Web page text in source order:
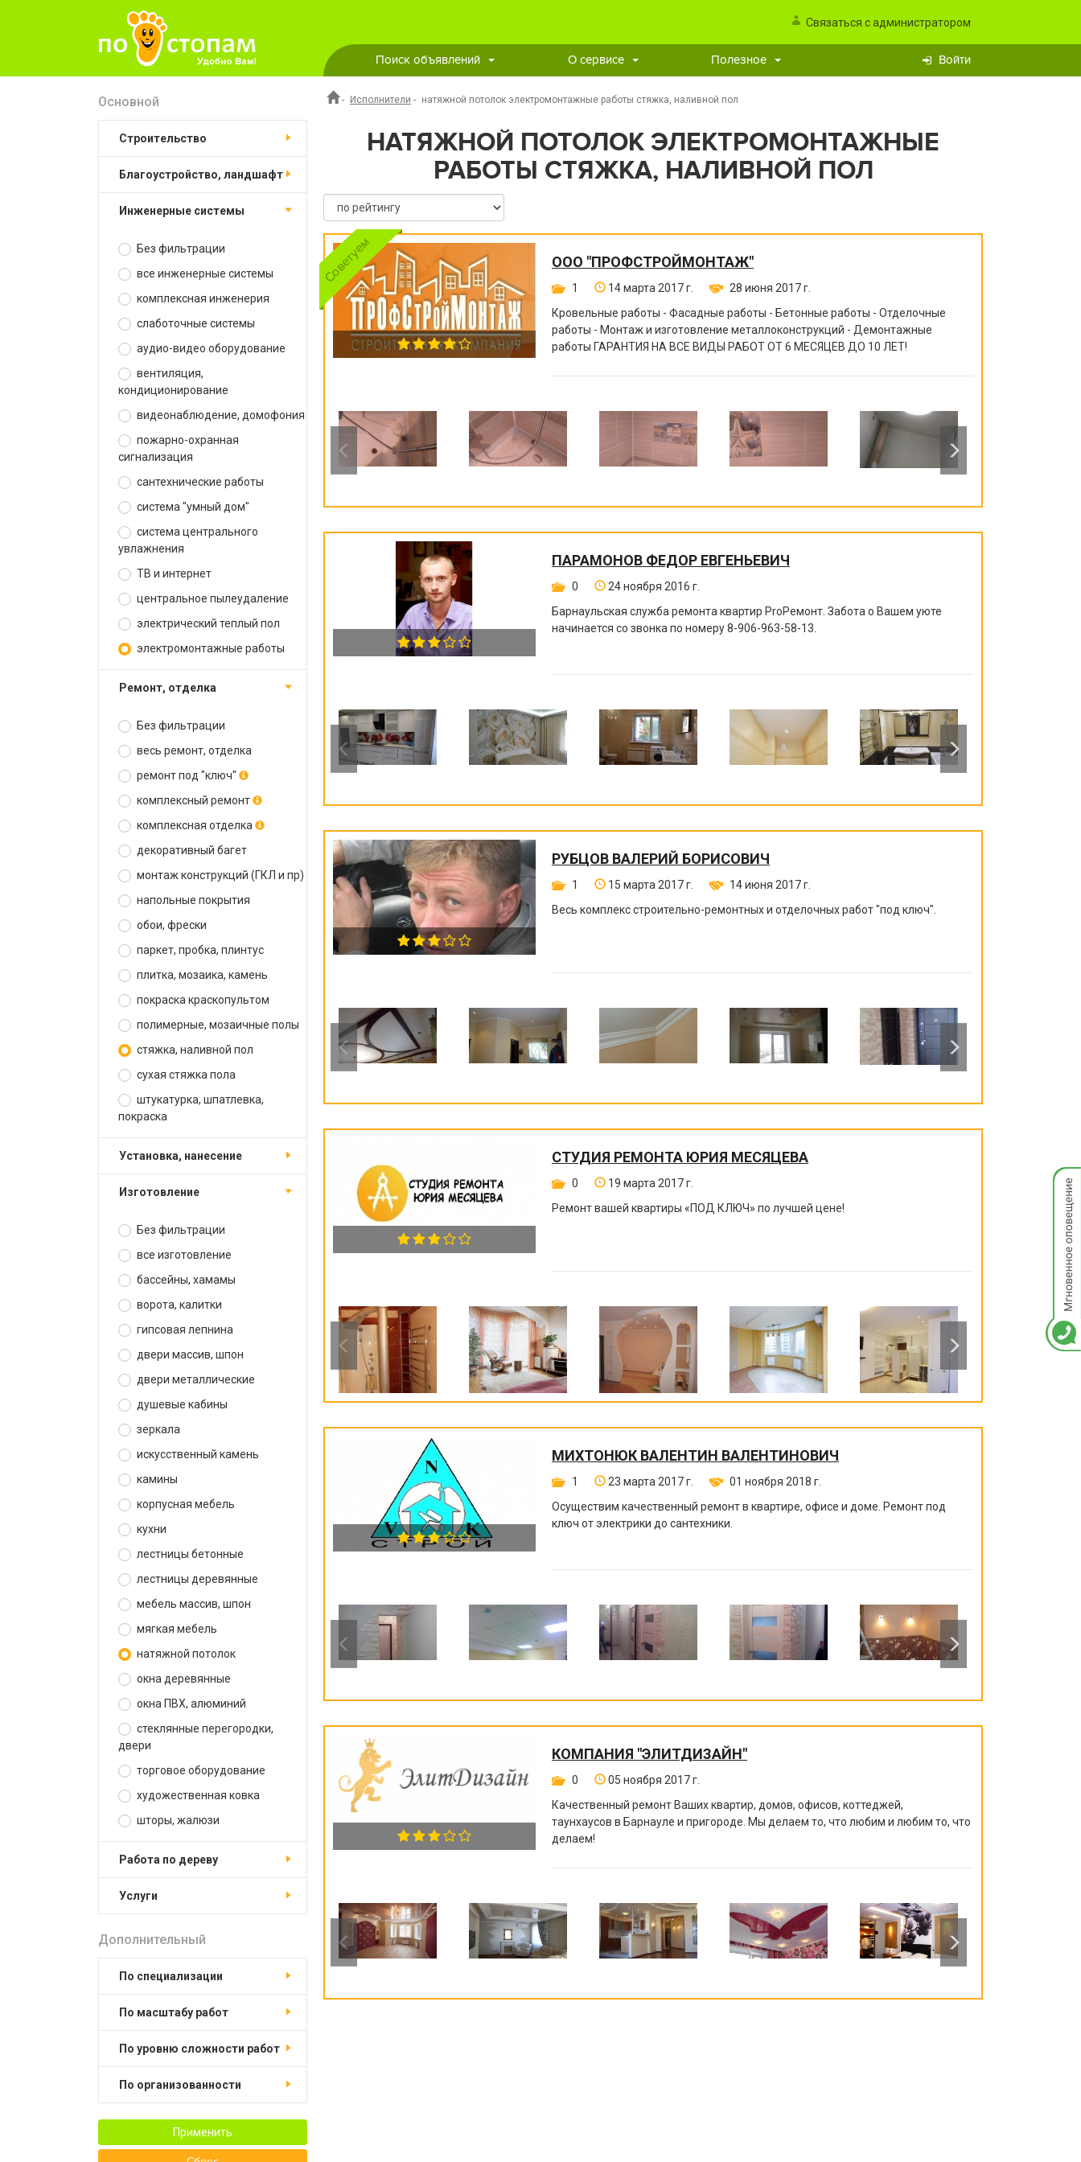
Связаться с администратором
Поиск объявлений О сервисе Полезное Войти
Основной
строительство
благоустройство, ландшафт
инженерные системы
Без фильтрации
все инженерные системы
комплексная инженерия
слаботочные системы
аудио-видео оборудование
вентиляция,
кондиционирование
видеонаблюдение, домофония
пожарно-охранная
сигнализация
сантехнические работы
система "умный дом"
система центрального
увлажнения
ТВ и интернет
центральное пылеудаление
электрический теплый пол
электромонтажные работы
ремонт, отделка
Без фильтрации
весь ремонт, отделка
ремонт под "ключ"
комплексный ремонт
комплексная отделка
декоративный багет
монтаж конструкций (ГКЛ и пр)
напольные покрытия
обои, фрески
паркет, пробка, плинтус
плитка, мозаика, камень
покраска краскопультом
полимерные, мозаичные полы
стяжка, наливной пол
сухая стяжка пола
штукатурка, шпатлевка,
покраска
установка, нанесение
изготовление
Без фильтрации
все изготовление
бассейны, хамамы
ворота, калитки
гипсовая лепнина
двери массив, шпон
двери металлические
душевые кабины
зеркала
искусственный камень
камины
корпусная мебель
кухни
лестницы бетонные
лестницы деревянные
мебель массив, шпон
мягкая мебель
натяжной потолок
окна деревянные
окна ПВХ, алюминий
стеклянные перегородки,
двери
торговое оборудование
художественная ковка
шторы, жалюзи
работа по дереву
услуги
Дополнительный
по специализации
по масштабу работ
по уровню сложности работ
по организованности
Применить
- Исполнители - натяжной потолок электромонтажные работы стяжка, наливной пол
НАТЯЖНОЙ ПОТОЛОК ЭЛЕКТРОМОНТАЖНЫЕ
РАБОТЫ СТЯЖКА, НАЛИВНОЙ ПОЛ
ООО "ПРОФСТРОЙМОНТАЖ"
1 14 марта 2017 г.
28 июня 2017 г.
Кровельные работы - Фасадные работы - Бетонные работы - Отделочные
работы - Монтаж и изготовление металлоконструкций - Демонтажные
работы ГАРАНТИЯ НА ВСЕ ВИДЫ РАБОТ ОТ 6 МЕСЯЦЕВ ДО 10 ЛЕТ!
ПАРАМОНОВ ФЕДОР ЕВГЕНЬЕВИЧ
0
24 ноября 2016 г.
Барнаульская служба ремонта квартир ProРемонт. Забота о Вашем уюте
начинается со звонка по номеру8-906-963-58-13
РУБЦОВ ВАЛЕРИЙ БОРИСОВИЧ
1 15 марта 2017 г.
14 июня 2017 г.
Весь комплекс строительно-ремонтных и отделочных работ "под ключ".
СТУДИЯ РЕМОНТА ЮРИЯ МЕСЯЦЕВА
0
19 марта 2017 г.
Ремонт вашей квартиры «ПОД КЛЮЧ» по лучшей цене!
МИХТОНЮК ВАЛЕНТИН ВАЛЕНТИНОВИЧ
1 23 марта 2017 г.
01 ноября 2018 г.
Осуществим качественный ремонт в квартире, офисе и доме. Ремонт под
ключ от электрики до сантехники.
КОМПАНИЯ "ЭЛИТДИЗАЙН"
0
05 ноября 2017 г.
Качественный ремонт Ваших квартир, домов, офисов, коттеджей,
таунхаусов в Барнауле и пригороде. Мы делаем то, что любим и любим то, что
делаем!